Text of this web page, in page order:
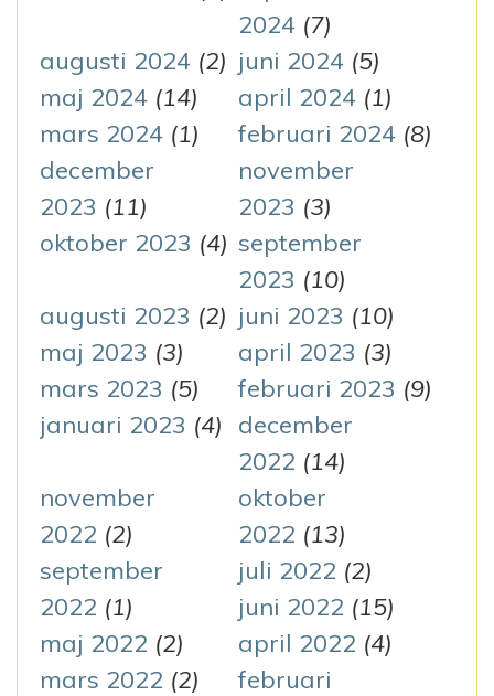
2024 (7)
augusti 2024 (2) juni 2024 (5)
maj 2024 (14) april 2024 (1)
mars 2024 (1) februari 2024 (8)
december
2023 (11)
november
2023 (3)
oktober 2023 (4) september
2023 (10)
augusti 2023 (2) juni 2023 (10)
maj 2023 (3) april 2023 (3)
mars 2023 (5) februari 2023 (9)
januari 2023 (4)
december
2022 (14)
november
2022 (2)
oktober
2022 (13)
september
2022 (1)
juli 2022 (2)
juni 2022 (15)
maj 2022 (2) april 2022 (4)
mars 2022 (2)
februari